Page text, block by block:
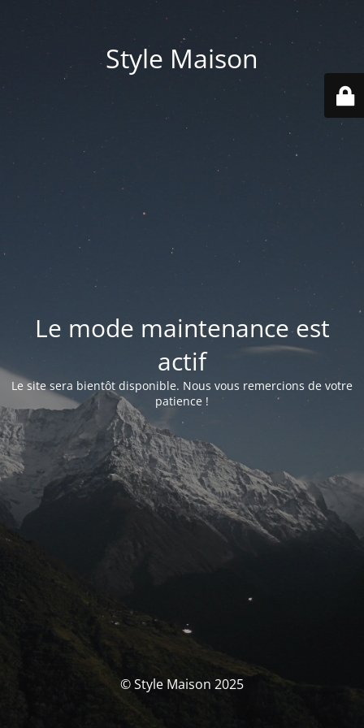
Style Maison
Le mode maintenance est
actif
Le site sera bientôt disponible. Nous vous remercions de votre
patience !
© Style Maison 2025